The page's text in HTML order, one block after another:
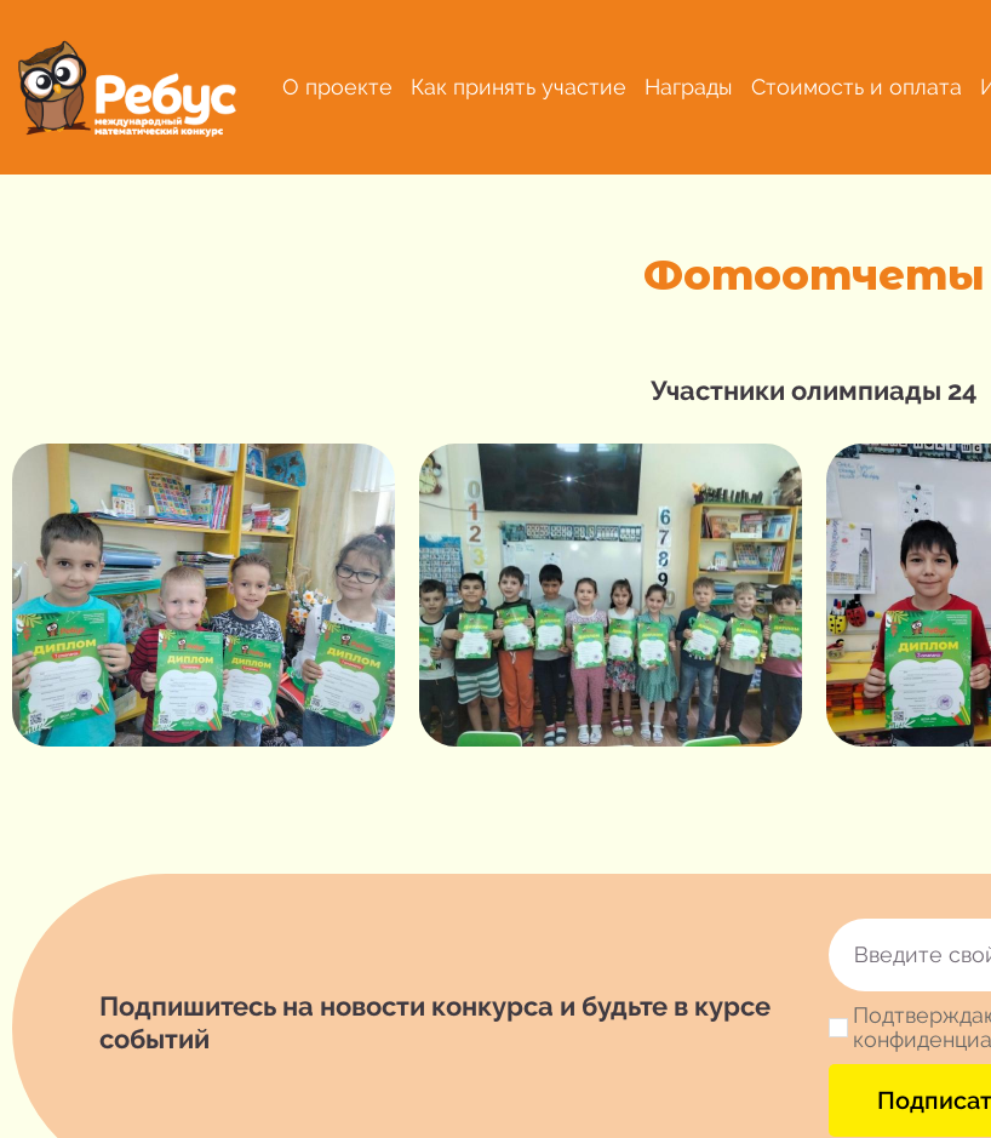
О проекте Как принять участие Награды Стоимость и оплата
Фотоотчеты
Участники олимпиады 24
Подпишитесь на новости конкурса и будьте в курсе
событий